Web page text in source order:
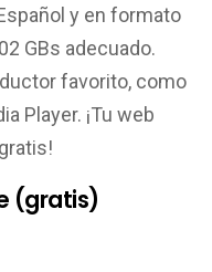
y en formato
GBs adecuado.
favorito, como
Player. ¡Tu web
gratis!
(gratis)